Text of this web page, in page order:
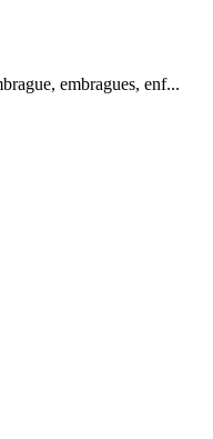
embragues, enf...